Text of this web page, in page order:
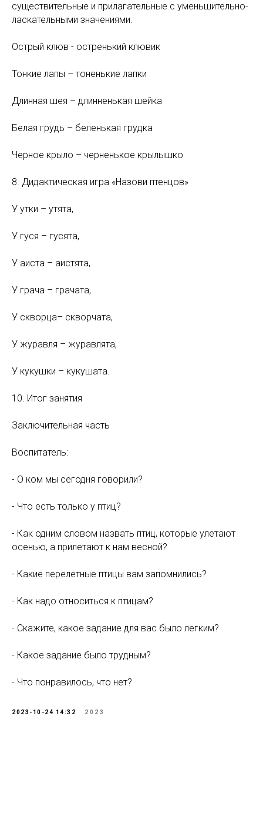
существительные и прилагательные с уменьшительно-
ласкательными значениями.
Острый клюв - остренький клювик
Тонкие лапы – тоненькие лапки
Длинная шея – длинненькая шейка
Белая грудь – беленькая грудка
Черное крыло – черненькое крылышко
8. Дидактическая игра «Назови птенцов»
У утки – утята,
У гуся – гусята,
У аиста – аистята,
У грача – грачата,
У скворца– скворчата,
У журавля – журавлята,
У кукушки – кукушата.
10. Итог занятия
Заключительная часть
Воспитатель:
- О ком мы сегодня говорили?
- Что есть только у птиц?
- Как одним словом назвать птиц, которые улетают
осенью, а прилетают к нам весной?
- Какие перелетные птицы вам запомнились?
- Как надо относиться к птицам?
- Скажите, какое задание для вас было легким?
- Какое задание было трудным?
- Что понравилось, что нет?
2023-10-24 14:32 2023